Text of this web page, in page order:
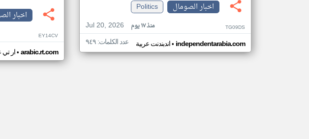
اخبار الصومال
Politics
Jul 20, 2026
منذ ١٧ يوم TG09DS
اندبندنت عربية• independentarabia.com عدد الكلمات: ٩٤٩
اخبار
EY14CV
ار تي• arabic.rt.com